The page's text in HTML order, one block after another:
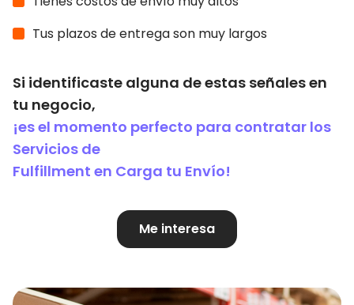
Tus plazos de entrega son muy largos
Si identificaste alguna de estas señales en
tu negocio,
¡es el momento perfecto para contratar los
Servicios de
Fulfillment en Carga tu Envío!
Me interesa